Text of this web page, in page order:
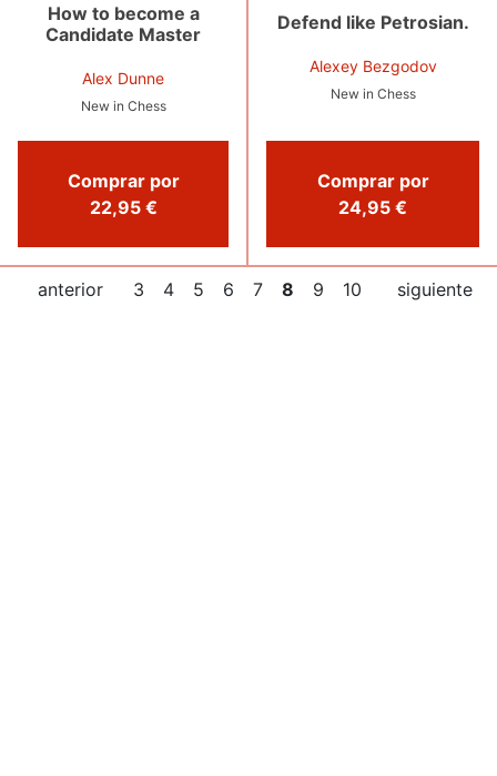
How to become a
Candidate Master
Alex Dunne
New in Chess
Comprar por
22,95 €
Defend like Petrosian.
Alexey Bezgodov
New in Chess
Comprar por
24,95 €
anterior 3 4 5 6 7 8 9 10 siguiente